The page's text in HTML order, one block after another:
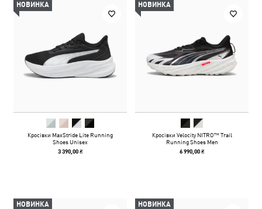
НОВИНКА
Кросівки MaxStride Lite Running
Shoes Unisex
3 390,00 ₴
НОВИНКА
Кросівки Velocity NITRO™ Trail
Running Shoes Men
6 990,00 ₴
НОВИНКА НОВИНКА